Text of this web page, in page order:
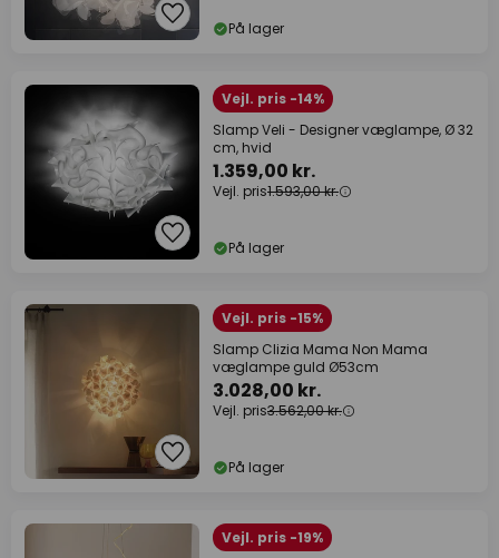
På lager
Vejl. pris -14%
Slamp Veli - Designer væglampe, Ø 32
cm, hvid
1.359,00 kr.
Vejl. pris1.593,00 kr.
På lager
Vejl. pris -15%
Slamp Clizia Mama Non Mama
væglampe guld Ø53cm
3.028,00 kr.
Vejl. pris3.562,00 kr.
På lager
Vejl. pris -19%